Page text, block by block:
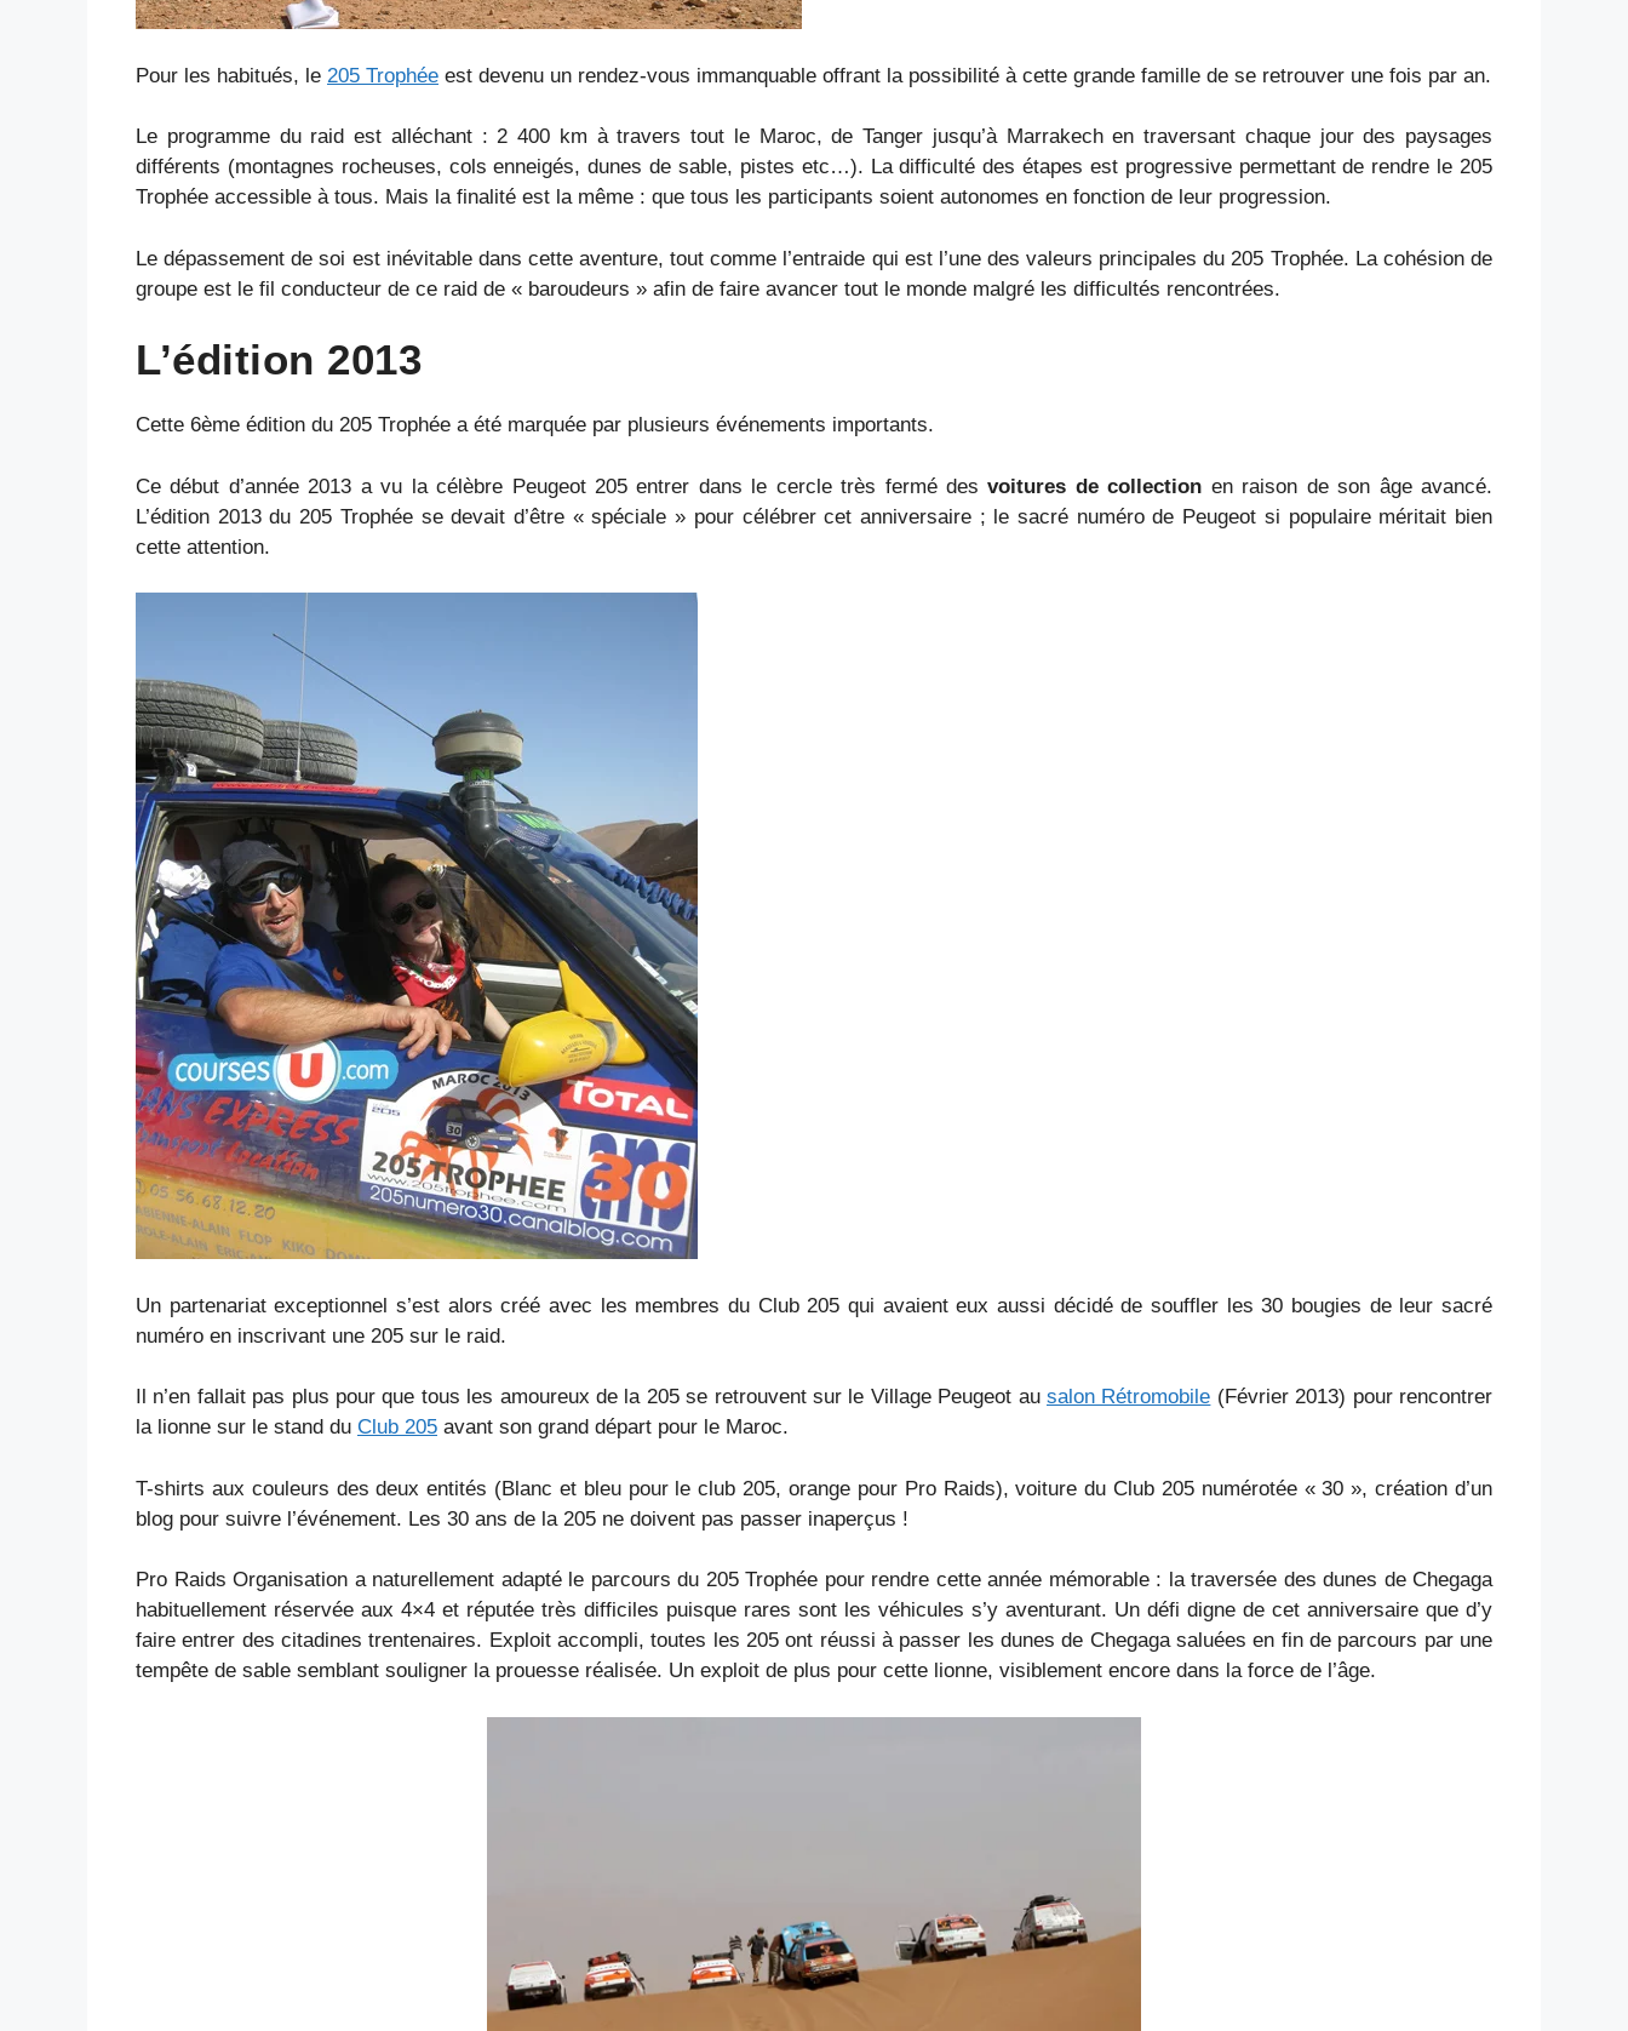
Pour les habitués, le 205 Trophée est devenu un rendez-vous immanquable offrant la possibilité à cette grande famille de se retrouver une fois par an.
Le programme du raid est alléchant : 2 400 km à travers tout le Maroc, de Tanger jusqu’à Marrakech en traversant chaque jour des paysages
différents (montagnes rocheuses, cols enneigés, dunes de sable, pistes etc…). La difficulté des étapes est progressive permettant de rendre le 205
Trophée accessible à tous. Mais la finalité est la même : que tous les participants soient autonomes en fonction de leur progression.
Le dépassement de soi est inévitable dans cette aventure, tout comme l’entraide qui est l’une des valeurs principales du 205 Trophée. La cohésion de
groupe est le fil conducteur de ce raid de « baroudeurs » afin de faire avancer tout le monde malgré les difficultés rencontrées.
L’édition 2013
Cette 6ème édition du 205 Trophée a été marquée par plusieurs événements importants.
Ce début d’année 2013 a vu la célèbre Peugeot 205 entrer dans le cercle très fermé desvoitures de collection en raison de son âge avancé.
L’édition 2013 du 205 Trophée se devait d’être « spéciale » pour célébrer cet anniversaire ; le sacré numéro de Peugeot si populaire méritait bien
cette attention.
Un partenariat exceptionnel s’est alors créé avec les membres du Club 205 qui avaient eux aussi décidé de souffler les 30 bougies de leur sacré
numéro en inscrivant une 205 sur le raid.
Il n’en fallait pas plus pour que tous les amoureux de la 205 se retrouvent sur le Village Peugeot au salon Rétromobile (Février 2013) pour rencontrer
la lionne sur le stand du Club 205 avant son grand départ pour le Maroc.
T-shirts aux couleurs des deux entités (Blanc et bleu pour le club 205, orange pour Pro Raids), voiture du Club 205 numérotée « 30 », création d’un
blog pour suivre l’événement. Les 30 ans de la 205 ne doivent pas passer inaperçus !
Pro Raids Organisation a naturellement adapté le parcours du 205 Trophée pour rendre cette année mémorable : la traversée des dunes de Chegaga
habituellement réservée aux 4×4 et réputée très difficiles puisque rares sont les véhicules s’y aventurant. Un défi digne de cet anniversaire que d’y
faire entrer des citadines trentenaires. Exploit accompli, toutes les 205 ont réussi à passer les dunes de Chegaga saluées en fin de parcours par une
tempête de sable semblant souligner la prouesse réalisée. Un exploit de plus pour cette lionne, visiblement encore dans la force de l’âge.